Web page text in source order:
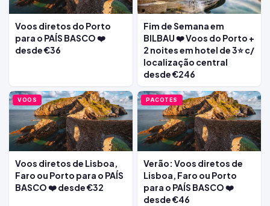
Voos diretos do Porto
para o PAÍS BASCO ❤️
desde €36
Fim de Semana em
BILBAU ❤️ Voos do Porto +
2 noites em hotel de 3⭐ c/
localização central
desde €246
VOOS
Voos diretos de Lisboa,
Faro ou Porto para o PAÍS
BASCO ❤️ desde €32
PACOTES
Verão: Voos diretos de
Lisboa, Faro ou Porto
para o PAÍS BASCO ❤️
desde €46